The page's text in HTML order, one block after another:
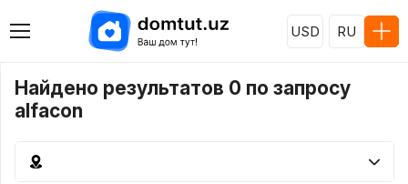
USD RU
Найдено результатов 0 по запросу
alfacon